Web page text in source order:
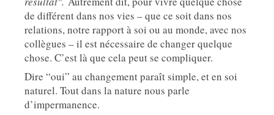
de différent dans nos vies – que ce soit dans nos
relations, notre rapport à soi ou au monde, avec nos
collègues – il est nécessaire de changer quelque
chose. C’est là que cela peut se compliquer.
Dire “oui” au changement paraît simple, et en soi
naturel. Tout dans la nature nous parle
d’impermanence.